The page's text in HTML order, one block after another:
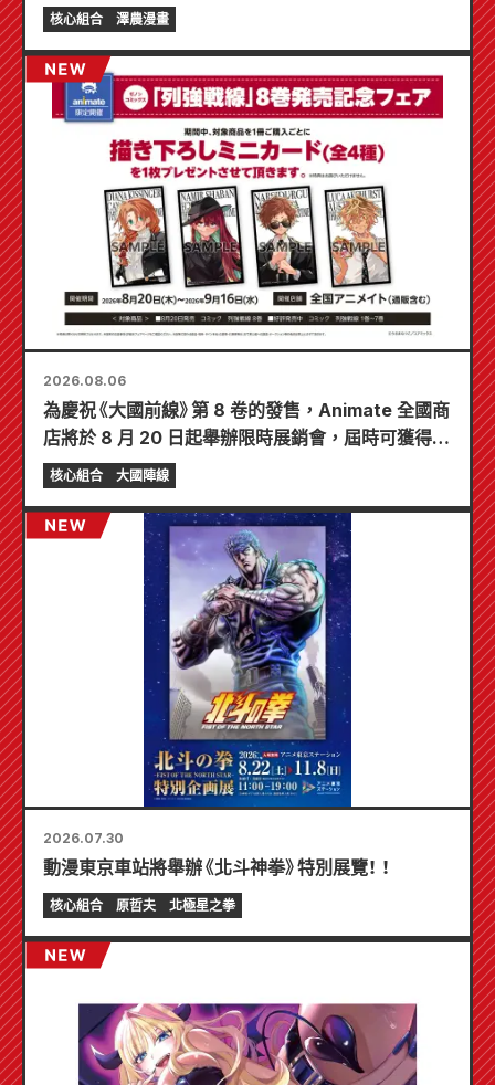
核心組合 澤農漫畫
2026.08.06
為慶祝《大國前線》第 8 卷的發售，Animate 全國商
店將於 8 月 20 日起舉辦限時展銷會，屆時可獲得特
製迷你卡片（共 4 種）！
核心組合 大國陣線
2026.07.30
動漫東京車站將舉辦《北斗神拳》特別展覽！ ！
核心組合 原哲夫 北極星之拳